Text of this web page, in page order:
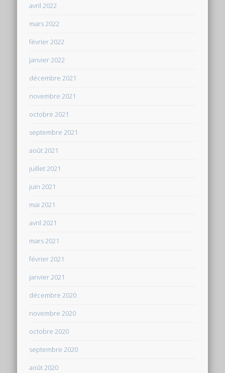
avril 2022
mars 2022
février 2022
janvier 2022
décembre 2021
novembre 2021
octobre 2021
septembre 2021
août 2021
juillet 2021
juin 2021
mai 2021
avril 2021
mars 2021
février 2021
janvier 2021
décembre 2020
novembre 2020
octobre 2020
septembre 2020
août 2020